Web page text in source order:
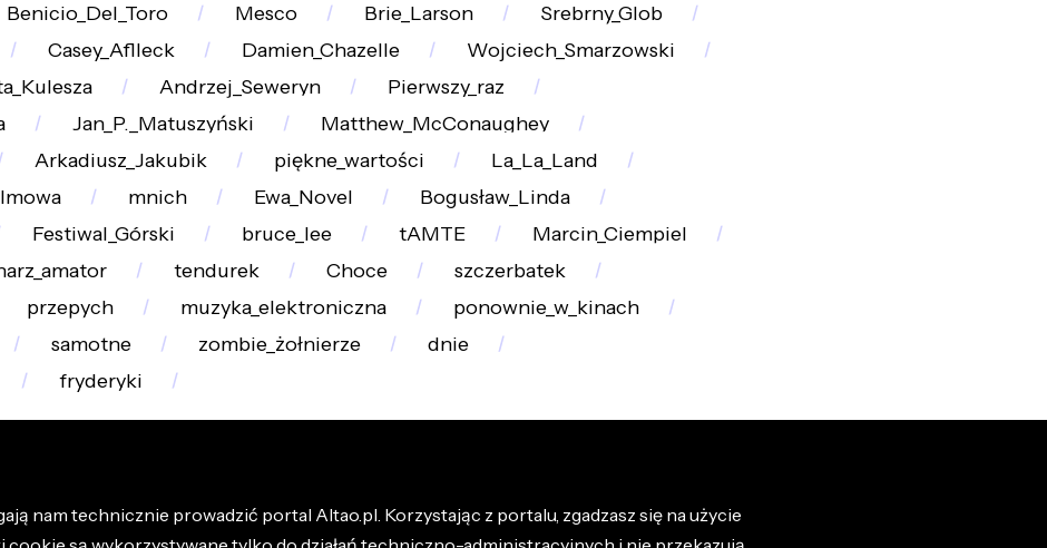
Benicio_Del_Toro Mesco Brie_Larson
Srebrny_Glob
Casey_Aflleck Damien_Chazelle
Wojciech_Smarzowski
Andrzej_Seweryn
Pierwszy_raz
Jan_P._Matuszyński
Matthew_McConaughey
Arkadiusz_Jakubik piękne_wartości
La_La_Land
mnich Ewa_Novel
Bogusław_Linda
Festiwal_Górski bruce_lee tAMTE
Marcin_Ciempiel
tendurek Choce
szczerbatek
przepych muzyka_elektroniczna
ponownie_w_kinach
samotne zombie_żołnierze
dnie
fryderyki
nam technicznie prowadzić portal Altao.pl. Korzystając z portalu, zgadzasz się na użycie